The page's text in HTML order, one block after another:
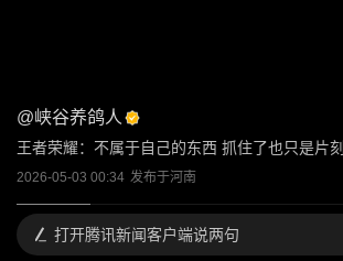
@峡谷养鸽人
王者荣耀：不属于自己的东西 抓住了也只是片刻
2026-05-03 00:34 发布于河南
打开腾讯新闻客户端说两句